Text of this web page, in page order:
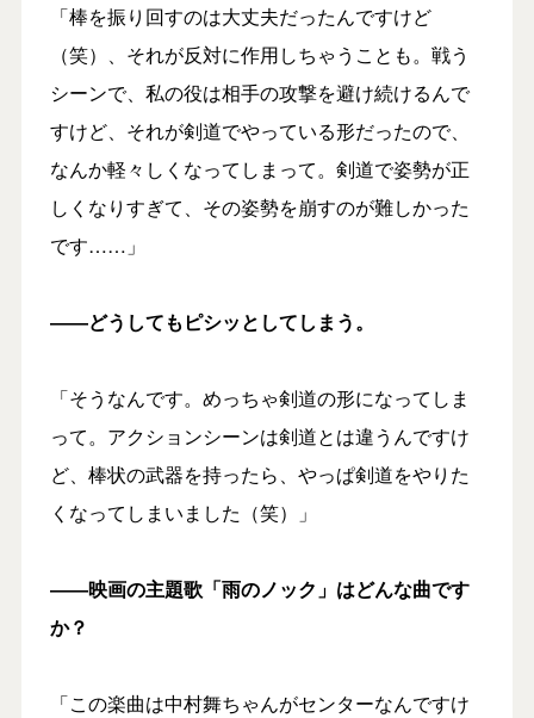
「棒を振り回すのは大丈夫だったんですけど
（笑）、それが反対に作用しちゃうことも。戦う
シーンで、私の役は相手の攻撃を避け続けるんで
すけど、それが剣道でやっている形だったので、
なんか軽々しくなってしまって。剣道で姿勢が正
しくなりすぎて、その姿勢を崩すのが難しかった
です……」
――どうしてもピシッとしてしまう。
「そうなんです。めっちゃ剣道の形になってしま
って。アクションシーンは剣道とは違うんですけ
ど、棒状の武器を持ったら、やっぱ剣道をやりた
くなってしまいました（笑）」
――映画の主題歌「雨のノック」はどんな曲です
か？
「この楽曲は中村舞ちゃんがセンターなんですけ